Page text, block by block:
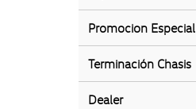
Promocion Especial
Terminación Chasis
Dealer